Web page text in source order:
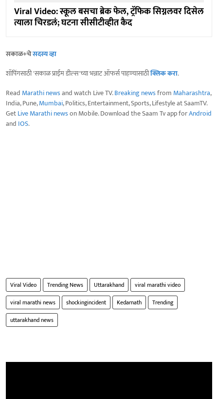
Viral Video: स्कूल बसचा ब्रेक फेल, ट्रॅफिक सिग्नलवर दिसेल
त्याला चिरडलं; घटना सीसीटीव्हीत कैद
सकाळ+चेसदस्य व्हा
शॉपिंगसाठी 'सकाळ प्राईम डील्स'च्या भन्नाट ऑफर्स पाहण्यासाठीक्लिक करा.
Read Marathi newsand watch Live TV.Breaking newsfrom Maharashtra,
India, Pune,Mumbai, Politics, Entertainment, Sports, Lifestyle at SaamTV.
GetLive Marathi newson Mobile. Download the Saam Tv app forAndroid
and IOS.
Viral Video Trending News Uttarakhand
viral marathi video
viral marathi news
shockingincident Kedarnath
Trending
uttarakhand news